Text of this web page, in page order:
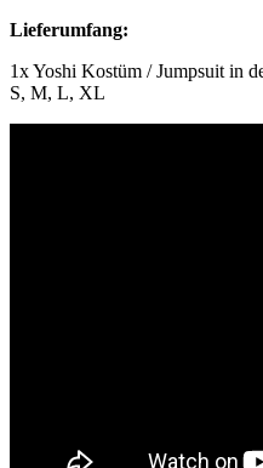
Lieferumfang:
1x Yoshi Kostüm / Jumpsuit in
S, M, L, XL